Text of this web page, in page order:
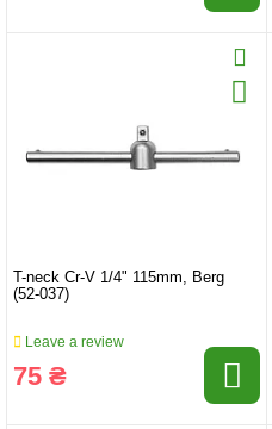
T-neck Cr-V 1/4" 115mm, Berg
(52-037)
Leave a review
75 ₴